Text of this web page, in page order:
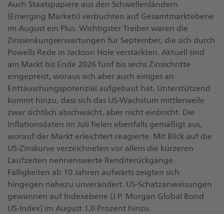
Auch Staatspapiere aus den Schwellenländern
(Emerging Markets) verbuchten auf Gesamtmarktebene
im August ein Plus. Wichtigster Treiber waren die
Zinssenkungserwartungen für September, die sich durch
Powells Rede in Jackson Hole verstärkten. Aktuell sind
am Markt bis Ende 2026 fünf bis sechs Zinsschritte
eingepreist, woraus sich aber auch einiges an
Enttäuschungspotenzial aufgebaut hat. Unterstützend
kommt hinzu, dass sich das US-Wachstum mittlerweile
zwar sichtlich abschwächt, aber nicht einbricht. Die
Inflationsdaten im Juli fielen ebenfalls gemäßigt aus,
worauf der Markt erleichtert reagierte. Mit Blick auf die
US-Zinskurve verzeichneten vor allem die kürzeren
Laufzeiten nennenswerte Renditerückgänge.
Fälligkeiten ab 10 Jahren aufwärts zeigten sich
hingegen nahezu unverändert. US-Schatzanweisungen
gewannen auf Indexebene (J.P. Morgan Global Bond
US-Index) im August 1,0 Prozent hinzu.